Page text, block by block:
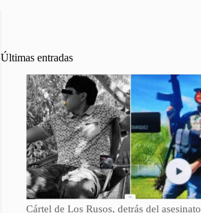
Últimas entradas
Cártel de Los Rusos, detrás del asesinato